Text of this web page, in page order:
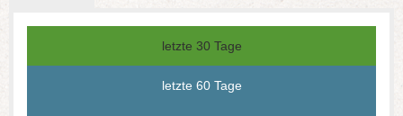
letzte 30 Tage
letzte 60 Tage